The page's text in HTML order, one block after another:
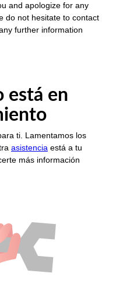
and apologize for any
do not hesitate to contact
further information
está en
ti. Lamentamos los
asistencia está a tu
más información